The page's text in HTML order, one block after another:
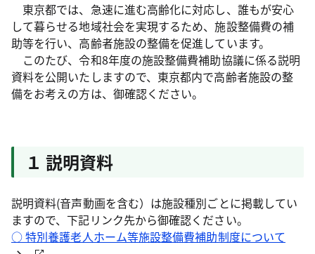
東京都では、急速に進む高齢化に対応し、誰もが安心
して暮らせる地域社会を実現するため、施設整備費の補
助等を行い、高齢者施設の整備を促進しています。
このたび、令和8年度の施設整備費補助協議に係る説明
資料を公開いたしますので、東京都内で高齢者施設の整
備をお考えの方は、御確認ください。
１ 説明資料
説明資料(音声動画を含む）は施設種別ごとに掲載してい
ますので、下記リンク先から御確認ください。
○ 特別養護老人ホーム等施設整備費補助制度について